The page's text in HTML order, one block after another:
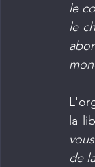
le
le
la
de